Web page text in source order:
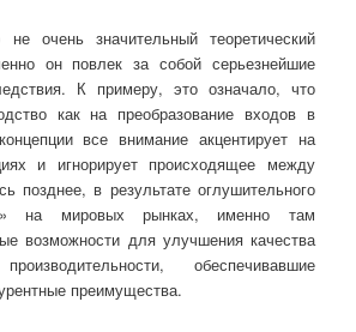
очень значительный теоретический
он повлек за собой серьезнейшие
К примеру, это означало, что
как на преобразование входов в
все внимание акцентирует на
и игнорирует происходящее между
позднее, в результате оглушительного
на мировых рынках, именно там
возможности для улучшения качества
обеспечивавшие
преимущества.